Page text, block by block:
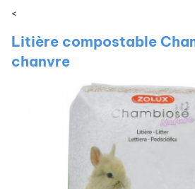
<
Litière compostable
chanvre